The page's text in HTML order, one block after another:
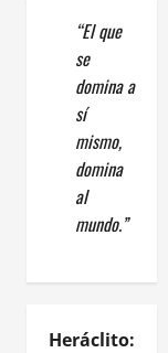
“El que
se
domina a
sí
mismo,
domina
al
mundo.”
Heráclito: